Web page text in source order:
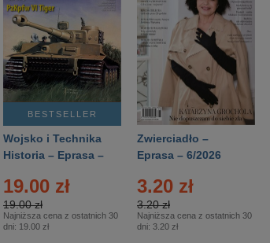
BESTSELLER
Wojsko i Technika
Historia – Eprasa –
19.00 zł
19.00 zł
Najniższa cena z ostatnich 30
dni: 19.00 zł
Zwierciadło –
Eprasa – 6/2026
3.20 zł
3.20 zł
Najniższa cena z ostatnich 30
dni: 3.20 zł